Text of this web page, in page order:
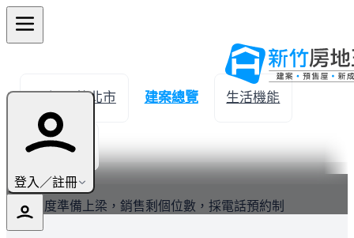
登入／註冊
← 返回竹北市 建案總覽 生活機能
實價登錄
最新
工程進度準備上梁，銷售剩個位數，採電話預約制